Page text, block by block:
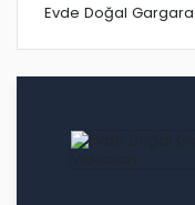
Evde Doğal Gargara